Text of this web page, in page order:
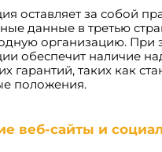
оставляет за собой
данные в третью
организацию. При
обеспечит наличие
гарантий, таких как
положения.
веб-сайты и